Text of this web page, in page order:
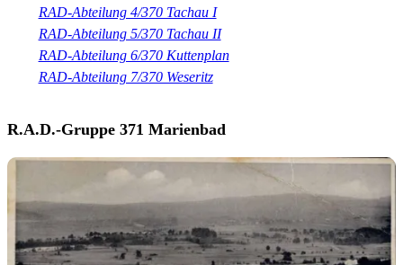
RAD-Abteilung 4/370 Tachau I
RAD-Abteilung 5/370 Tachau II
RAD-Abteilung 6/370 Kuttenplan
RAD-Abteilung 7/370 Weseritz
R.A.D.-Gruppe 371 Marienbad